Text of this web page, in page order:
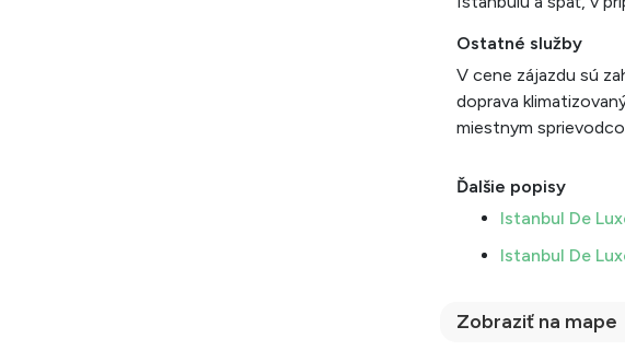
Ostatné služby
V cene zájazdu sú
doprava
miestnym
Ďalšie popisy
Istanbul De
Istanbul De
Zobraziť na mape